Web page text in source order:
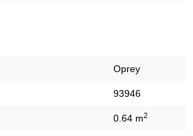
Oprey
93946
0.64 m2